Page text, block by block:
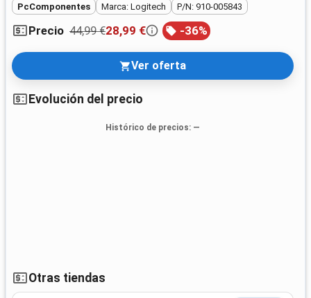
PcComponentes Marca: Logitech P/N: 910-005843
Precio 44,99 €28,99 € -36%
Ver oferta
Evolución del precio
Histórico de precios: —
Otras tiendas